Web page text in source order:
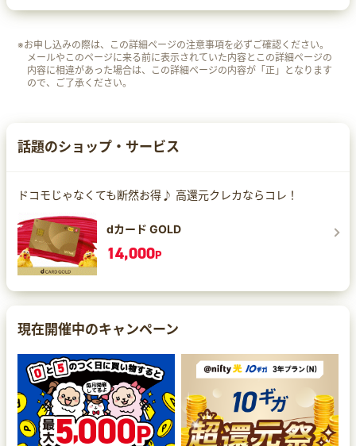
※お申し込みの際は、この詳細ページの注意事項を必ずご確認ください。
メールやこのページに来る前に表示されていた内容とこの詳細ページの
内容に相違があった場合は、この詳細ページの内容が「正」となります
ので、ご了承ください。
話題のショップ・サービス
ドコモじゃなくても断然お得♪ 高還元クレカならコレ！
dカード GOLD
14,000P
現在開催中のキャンペーン